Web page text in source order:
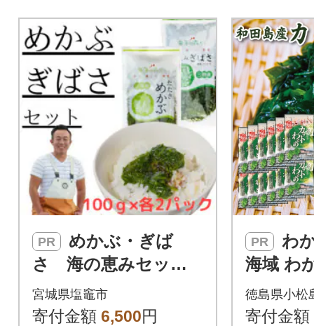
PR
さ 海の恵みセッ
ト 宮城県三陸産 10
0g×各2パック 4人
宮城県塩竈市
寄付金額 6,500円
PR
海域 わ
かめ 乾
わかめ
徳島県小松
寄付金額